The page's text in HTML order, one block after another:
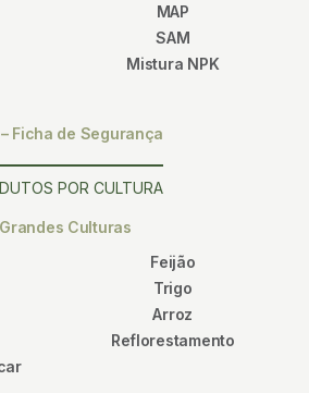
MAP
SAM
Mistura NPK
– Ficha de Segurança
POR CULTURA
Grandes Culturas
Feijão
Trigo
Arroz
Reflorestamento